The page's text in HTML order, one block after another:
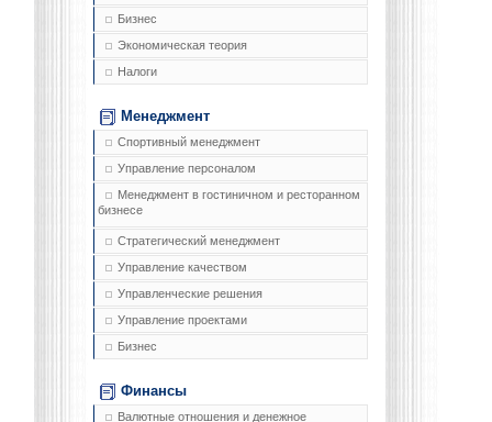
Бизнес
Экономическая теория
Налоги
Менеджмент
Спортивный менеджмент
Управление персоналом
Менеджмент в гостиничном и ресторанном
бизнесе
Стратегический менеджмент
Управление качеством
Управленческие решения
Управление проектами
Бизнес
Финансы
Валютные отношения и денежное